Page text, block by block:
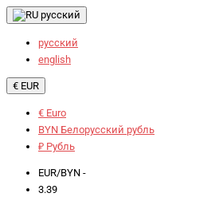
русский
русский
english
€ EUR
€ Euro
BYN Белорусский рубль
₽ Рубль
EUR/BYN -
3.39